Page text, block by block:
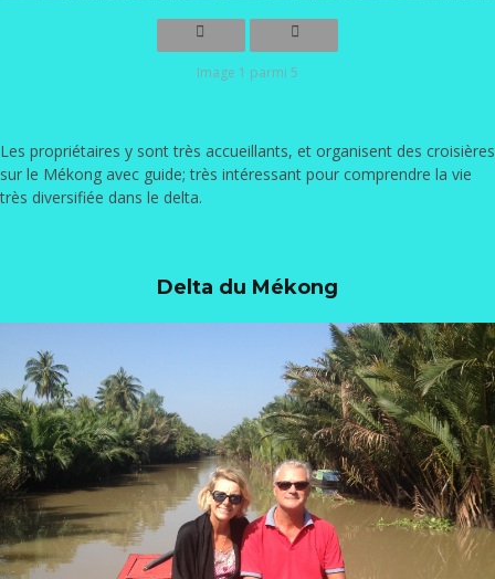
Image 1 parmi 5
Les propriétaires y sont très accueillants, et organisent des croisières
sur le Mékong avec guide; très intéressant pour comprendre la vie
très diversifiée dans le delta.
Delta du Mékong